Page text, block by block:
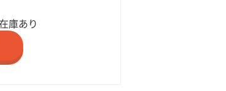
庫あり